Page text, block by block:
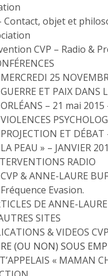
Contact, objet et
CVP – Radio &
MERCREDI 25
GUERRE ET PAIX DANS
ORLÉANS – 21 mai 2015
VIOLENCES
PROJECTION ET DÉBAT
LA PEAU » – JANVIER
RADIO
CVP & ANNE-LAURE
Fréquence Evasion.
DE ANNE-
SITES
& VIDEOS CVP
(OU NON) SOUS
« MAMAN